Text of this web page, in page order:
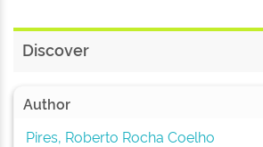
Discover
Author
Pires, Roberto Rocha Coelho